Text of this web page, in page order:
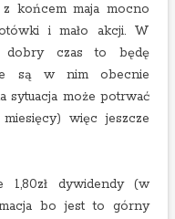
końcem maja mocno
i mało akcji. W
dobry czas to będę
są w nim obecnie
sytuacja może potrwać
więc jeszcze
1,80zł dywidendy (w
bo jest to górny